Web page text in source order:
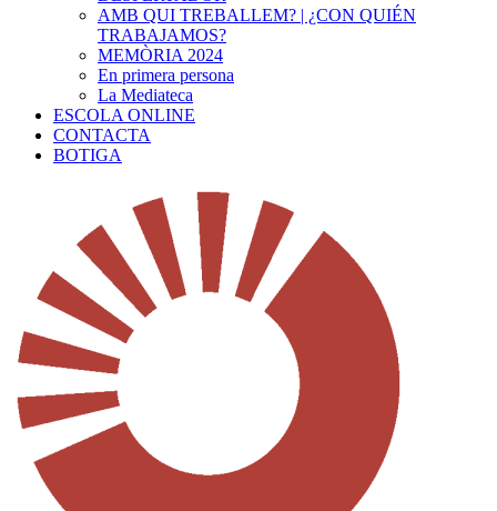
AMB QUI TREBALLEM? | ¿CON QUIÉN
TRABAJAMOS?
MEMÒRIA 2024
En primera persona
La Mediateca
ESCOLA ONLINE
CONTACTA
BOTIGA